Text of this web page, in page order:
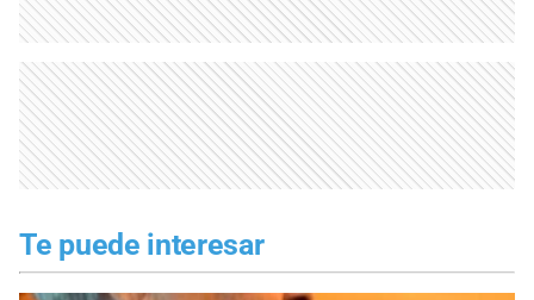
Te puede interesar